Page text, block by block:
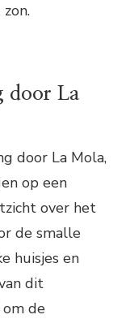
door La
door La Mola,
op een
over het
de smalle
huisjes en
dit
de